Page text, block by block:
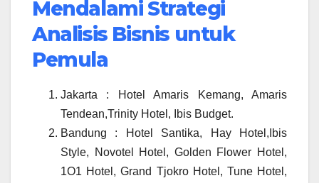
Mendalami Strategi
Analisis Bisnis untuk
Pemula
Jakarta : Hotel Amaris Kemang, Amaris
Tendean,Trinity Hotel, Ibis Budget.
Bandung : Hotel Santika, Hay Hotel,Ibis
Style, Novotel Hotel, Golden Flower Hotel,
1O1 Hotel, Grand Tjokro Hotel, Tune Hotel,